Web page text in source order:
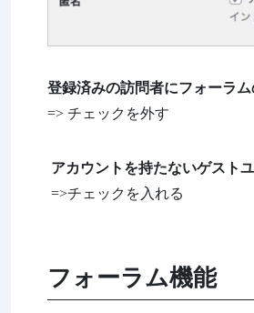
登録済みの訪問者にフォーラ
=> チェックを外す
アカウントを持たないゲスト
=>チェックを入れる
フォーラム機能